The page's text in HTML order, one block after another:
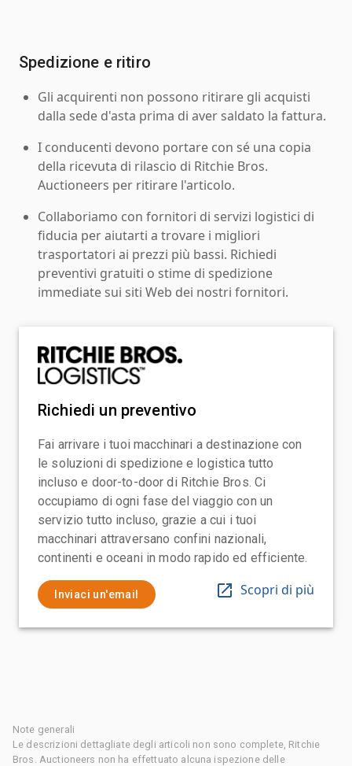
Spedizione e ritiro
Gli acquirenti non possono ritirare gli acquisti
dalla sede d'asta prima di aver saldato la fattura.
I conducenti devono portare con sé una copia
della ricevuta di rilascio di Ritchie Bros.
Auctioneers per ritirare l'articolo.
Collaboriamo con fornitori di servizi logistici di
fiducia per aiutarti a trovare i migliori
trasportatori ai prezzi più bassi. Richiedi
preventivi gratuiti o stime di spedizione
immediate sui siti Web dei nostri fornitori.
Richiedi un preventivo
Fai arrivare i tuoi macchinari a destinazione con
le soluzioni di spedizione e logistica tutto
incluso e door-to-door di Ritchie Bros. Ci
occupiamo di ogni fase del viaggio con un
servizio tutto incluso, grazie a cui i tuoi
macchinari attraversano confini nazionali,
continenti e oceani in modo rapido ed efficiente.
Inviaci un'email Scopri di più
Note generali
Le descrizioni dettagliate degli articoli non sono complete, Ritchie
Bros. Auctioneers non ha effettuato alcuna ispezione delle